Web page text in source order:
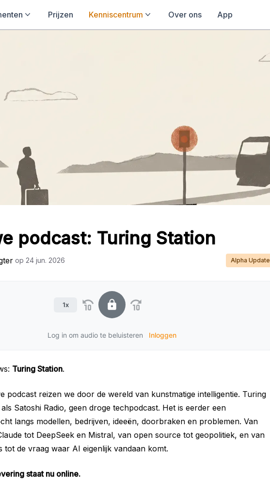
Prijzen Kenniscentrum Over ons App
podcast: Turing Station
op 24 jun. 2026 Alpha Update
1x
Log in om audio te beluisteren Inloggen
Turing Station.
podcast reizen we door de wereld van kunstmatige intelligentie. Turing
Satoshi Radio, geen droge techpodcast. Het is eerder een
langs modellen, bedrijven, ideeën, doorbraken en problemen. Van
tot DeepSeek en Mistral, van open source tot geopolitiek, en van
tot de vraag waar AI eigenlijk vandaan komt.
staat nu online.